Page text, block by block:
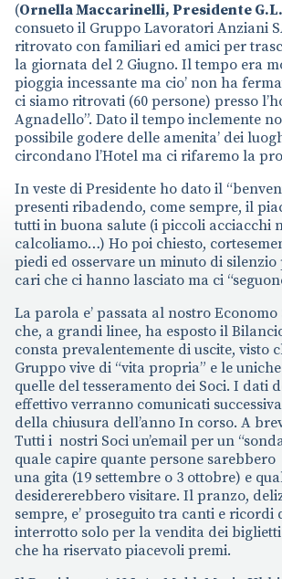
(Ornella Maccarinelli, Presidente
consueto il Gruppo Lavoratori Anziani
ritrovato con familiari ed amici per
la giornata del 2 Giugno. Il tempo era
pioggia incessante ma cio’ non ha
ci siamo ritrovati (60 persone) presso
Agnadello”. Dato il tempo inclemente
possibile godere delle amenita’ dei
circondano l’Hotel ma ci rifaremo la
In veste di Presidente ho dato il
presenti ribadendo, come sempre, il
tutti in buona salute (i piccoli acciacchi
calcoliamo…) Ho poi chiesto,
piedi ed osservare un minuto di
cari che ci hanno lasciato ma ci
La parola e’ passata al nostro
che, a grandi linee, ha esposto il
consta prevalentemente di uscite, visto
Gruppo vive di “vita propria” e le
quelle del tesseramento dei Soci. I dati
effettivo verranno comunicati
della chiusura dell’anno In corso. A
Tutti i nostri Soci un’email per un
quale capire quante persone
una gita (19 settembre o 3 ottobre) e
desidererebbero visitare. Il pranzo,
sempre, e’ proseguito tra canti e ricordi
interrotto solo per la vendita dei
che ha riservato piacevoli premi.